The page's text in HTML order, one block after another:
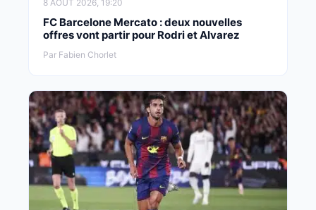
8 AOÛT 2026, 19:20
FC Barcelone Mercato : deux nouvelles
offres vont partir pour Rodri et Alvarez
Par Fabien Chorlet